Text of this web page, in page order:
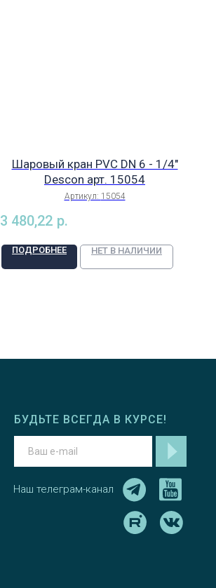
Шаровый кран РVC DN 6 - 1/4"
Descon арт. 15054
Артикул: 15054
3 480,22 р.
ПОДРОБНЕЕ НЕТ В НАЛИЧИИ
Наш телеграм-канал
БУДЬТЕ ВСЕГДА В КУРСЕ!